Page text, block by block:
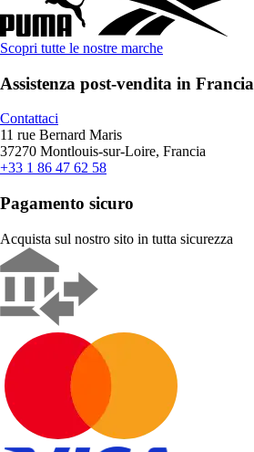
Scopri tutte le nostre marche
Assistenza post-vendita in Francia
Contattaci
11 rue Bernard Maris
37270 Montlouis-sur-Loire, Francia
+33 1 86 47 62 58
Pagamento sicuro
Acquista sul nostro sito in tutta sicurezza